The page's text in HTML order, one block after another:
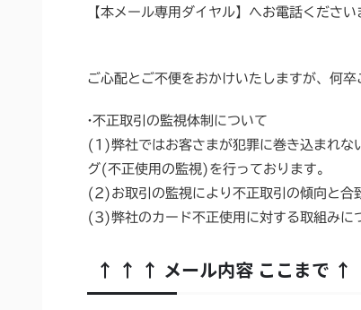
【本メール専用ダイヤル】へお電話ください
ご心配とご不便をおかけいたしますが、何
·不正取引の監視体制について
(1)弊社ではお客さまが犯罪に巻き込まれ
グ(不正使用の監視)を行っております。
(2)お取引の監視により不正取引の傾向と合
(3)弊社のカード不正使用に対する取組みに
↑ ↑ ↑ メール内容 ここまで